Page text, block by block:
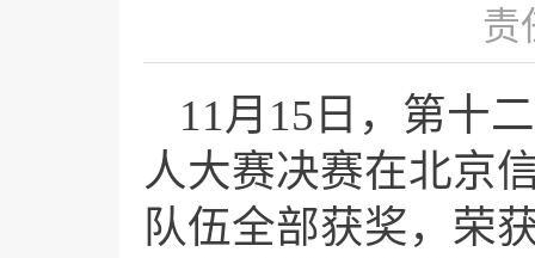
责
11月15日，第十
人大赛决赛在北京
队伍全部获奖，荣